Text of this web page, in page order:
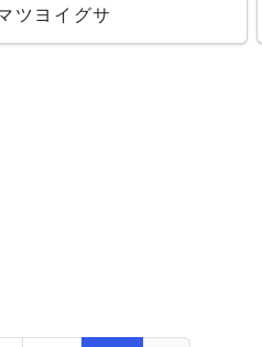
ツヨイグサ